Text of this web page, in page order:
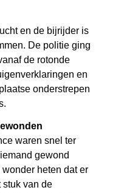
en de bijrijder is
De politie ging
de rotonde
en
onderstrepen
waren snel ter
gewond
heten dat er
stuk van de